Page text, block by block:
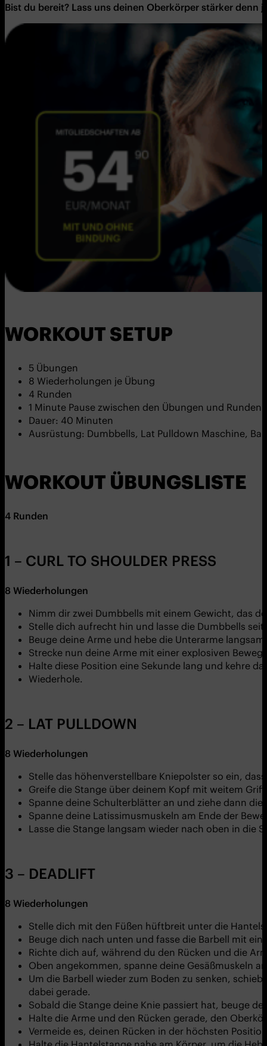
Bist du bereit? Lass uns deinen Oberkörper stärker denn
WORKOUT SETUP
5 Übungen
8 Wiederholungen je Übung
4 Runden
1 Minute Pause zwischen den Übungen und Runden
Dauer: 40 Minuten
Ausrüstung: Dumbbells, Lat Pulldown Maschine,
WORKOUT ÜBUNGSLISTE
4 Runden
1 – CURL TO SHOULDER PRESS
8 Wiederholungen
Nimm dir zwei Dumbbells mit einem Gewicht, das
Stelle dich aufrecht hin und lasse die Dumbbells
Beuge deine Arme und hebe die Unterarme
Strecke nun deine Arme mit einer explosiven
Halte diese Position eine Sekunde lang und kehre
Wiederhole.
2 – LAT PULLDOWN
8 Wiederholungen
Stelle das höhenverstellbare Kniepolster so ein,
Greife die Stange über deinem Kopf mit weitem
Spanne deine Schulterblätter an und ziehe dann
Spanne deine Latissimusmuskeln am Ende der
Lasse die Stange langsam wieder nach oben in die
3 – DEADLIFT
8 Wiederholungen
Stelle dich mit den Füßen hüftbreit unter die
Beuge dich nach unten und fasse die Barbell mit
Richte dich auf, während du den Rücken und die
Oben angekommen, spanne deine Gesäßmuskeln
Um die Barbell wieder zum Boden zu senken,
dabei gerade.
Sobald die Stange deine Knie passiert hat, beuge
Halte die Arme und den Rücken gerade, den
Vermeide es, deinen Rücken in der höchsten